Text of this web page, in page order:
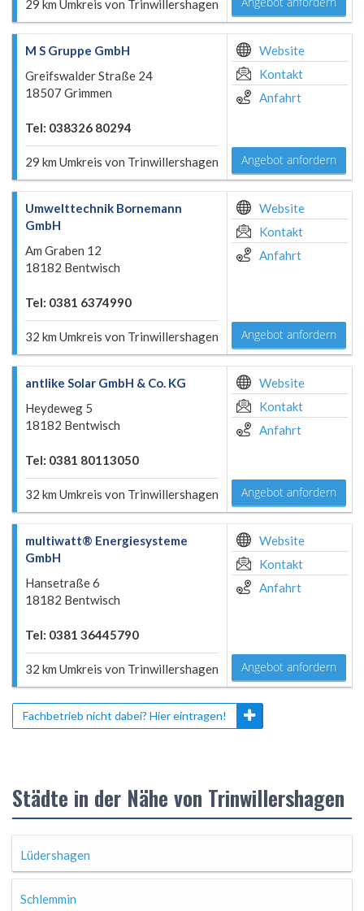
29 km Umkreis von Trinwillershagen
M S Gruppe GmbH
Greifswalder Straße 24
18507 Grimmen
Tel: 038326 80294
29 km Umkreis von Trinwillershagen
Website
Kontakt
Anfahrt
Angebot anfordern
Umwelttechnik Bornemann
GmbH
Am Graben 12
18182 Bentwisch
Tel: 0381 6374990
32 km Umkreis von Trinwillershagen
Website
Kontakt
Anfahrt
Angebot anfordern
antlike Solar GmbH & Co. KG
Heydeweg 5
18182 Bentwisch
Tel: 0381 80113050
32 km Umkreis von Trinwillershagen
Website
Kontakt
Anfahrt
Angebot anfordern
multiwatt® Energiesysteme
GmbH
Hansetraße 6
18182 Bentwisch
Tel: 0381 36445790
32 km Umkreis von Trinwillershagen
Website
Kontakt
Anfahrt
Angebot anfordern
Fachbetrieb nicht dabei? Hier eintragen!
Städte in der Nähe von Trinwillershagen
Lüdershagen
Schlemmin